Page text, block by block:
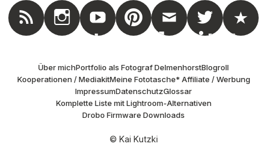
Youtube
Pinterest
Mail
Twitter
Über michPortfolio als Fotograf DelmenhorstBlogroll
Kooperationen / MediakitMeine Fototasche* Affiliate / Werbung
ImpressumDatenschutzGlossar
Komplette Liste mit Lightroom-Alternativen
Drobo Firmware Downloads
© Kai Kutzki